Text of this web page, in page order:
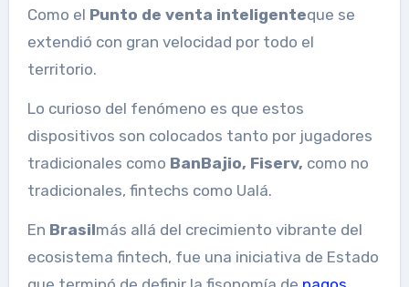
Como el Punto de venta inteligenteque se
extendió con gran velocidad por todo el
territorio.
Lo curioso del fenómeno es que estos
dispositivos son colocados tanto por jugadores
tradicionales como BanBajio, Fiserv, como no
tradicionales, fintechs como Ualá.
En Brasilmás allá del crecimiento vibrante del
ecosistema fintech, fue una iniciativa de Estado